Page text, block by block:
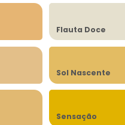
Flauta Doce
Sol Nascente
Sensação